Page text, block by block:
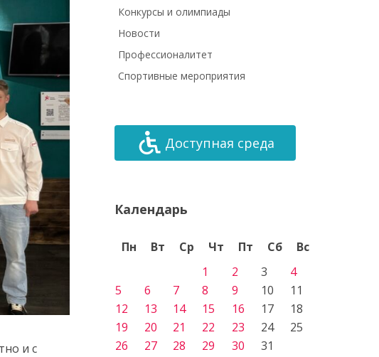
и с
Конкурсы и олимпиады
Новости
Профессионалитет
Спортивные мероприятия
Доступная среда
Календарь
Пн Вт Ср Чт Пт Сб
Вс
1
2 3
4
5
6 7 8 9 10
11
12
13 14 15 16 17
18
19
20 21 22 23 24
25
26
27 28 29 30 31